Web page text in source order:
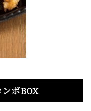
ボBOX